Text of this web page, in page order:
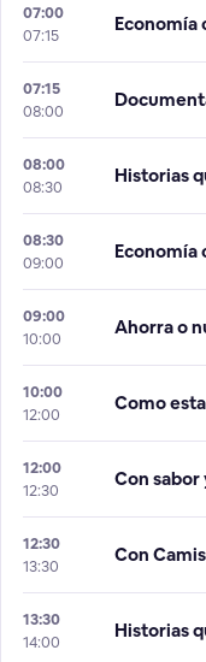
07:00
07:15
Economía
07:15
08:00
08:00
08:30
Historias
08:30
09:00
Economía
09:00
10:00
Ahorra o
10:00
12:00
Como
12:00
12:30
Con sabor
12:30
13:30
Con
13:30
14:00
Historias